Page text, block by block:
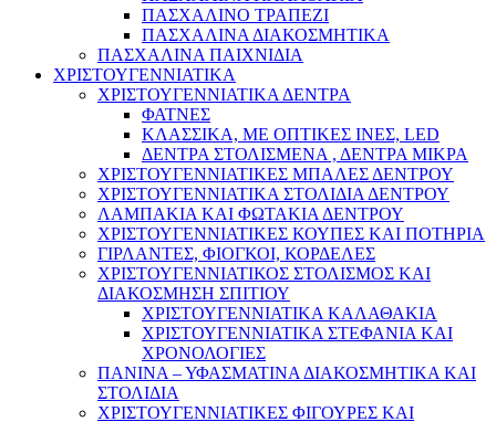
ΠΑΣΧΑΛΙΝΟ ΤΡΑΠΕΖΙ
ΠΑΣΧΑΛΙΝΑ ΔΙΑΚΟΣΜΗΤΙΚΑ
ΠΑΣΧΑΛΙΝΑ ΠΑΙΧΝΙΔΙΑ
ΧΡΙΣΤΟΥΓΕΝΝΙΑΤΙΚΑ
ΧΡΙΣΤΟΥΓΕΝΝΙΑΤΙΚΑ ΔΕΝΤΡΑ
ΦΑΤΝΕΣ
ΚΛΑΣΣΙΚΑ, ΜΕ ΟΠΤΙΚΕΣ ΙΝΕΣ, LED
ΔΕΝΤΡΑ ΣΤΟΛΙΣΜΕΝΑ , ΔΕΝΤΡΑ ΜΙΚΡΑ
ΧΡΙΣΤΟΥΓΕΝΝΙΑΤΙΚΕΣ ΜΠΑΛΕΣ ΔΕΝΤΡΟΥ
ΧΡΙΣΤΟΥΓΕΝΝΙΑΤΙΚΑ ΣΤΟΛΙΔΙΑ ΔΕΝΤΡΟΥ
ΛΑΜΠΑΚΙΑ ΚΑΙ ΦΩΤΑΚΙΑ ΔΕΝΤΡΟΥ
ΧΡΙΣΤΟΥΓΕΝΝΙΑΤΙΚΕΣ ΚΟΥΠΕΣ ΚΑΙ ΠΟΤΗΡΙΑ
ΓΙΡΛΑΝΤΕΣ, ΦΙΟΓΚΟΙ, ΚΟΡΔΕΛΕΣ
ΧΡΙΣΤΟΥΓΕΝΝΙΑΤΙΚΟΣ ΣΤΟΛΙΣΜΟΣ ΚΑΙ
ΔΙΑΚΟΣΜΗΣΗ ΣΠΙΤΙΟΥ
ΧΡΙΣΤΟΥΓΕΝΝΙΑΤΙΚΑ ΚΑΛΑΘΑΚΙΑ
ΧΡΙΣΤΟΥΓΕΝΝΙΑΤΙΚΑ ΣΤΕΦΑΝΙΑ ΚΑΙ
ΧΡΟΝΟΛΟΓΙΕΣ
ΠΑΝΙΝΑ – ΥΦΑΣΜΑΤΙΝΑ ΔΙΑΚΟΣΜΗΤΙΚΑ ΚΑΙ
ΣΤΟΛΙΔΙΑ
ΧΡΙΣΤΟΥΓΕΝΝΙΑΤΙΚΕΣ ΦΙΓΟΥΡΕΣ ΚΑΙ